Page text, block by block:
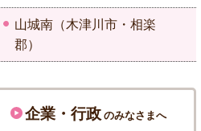
山城南（木津川市・相楽
郡）
企業・行政のみなさまへ